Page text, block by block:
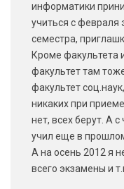
информатики
учиться с февраля
семестра,
Кроме факультета
факультет там
факультет
никаких при
нет, всех берут. А
учил еще в
А на осень 2012 я
всего экзамены и